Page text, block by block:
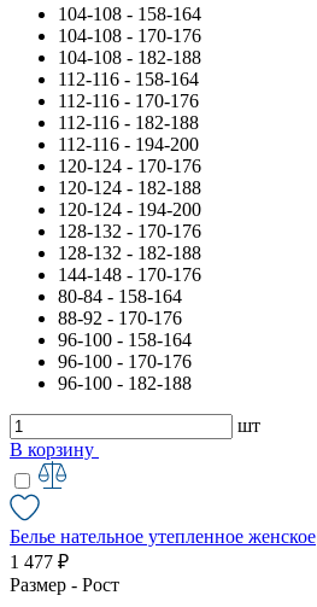
104-108 - 158-164
104-108 - 170-176
104-108 - 182-188
112-116 - 158-164
112-116 - 170-176
112-116 - 182-188
112-116 - 194-200
120-124 - 170-176
120-124 - 182-188
120-124 - 194-200
128-132 - 170-176
128-132 - 182-188
144-148 - 170-176
80-84 - 158-164
88-92 - 170-176
96-100 - 158-164
96-100 - 170-176
96-100 - 182-188
шт
В корзину
Белье нательное утепленное женское
1 477 ₽
Размер - Рост